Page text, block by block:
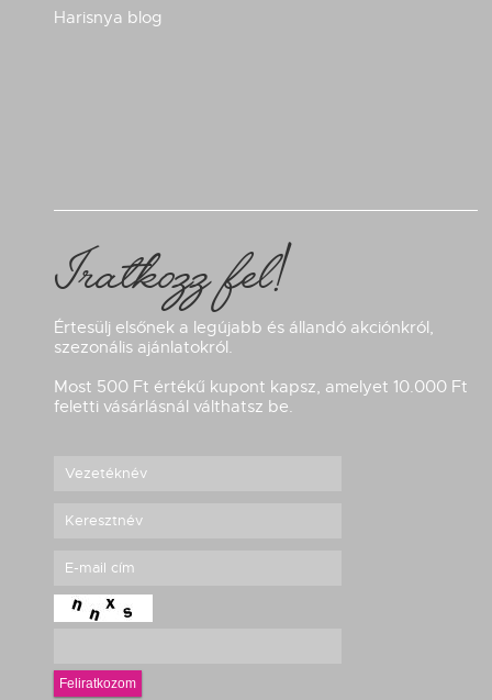
Harisnya blog
Iratkozz fel!
Értesülj elsőnek a legújabb és állandó akciónkról,
szezonális ajánlatokról.
Most 500 Ft értékű kupont kapsz, amelyet 10.000 Ft
feletti vásárlásnál válthatsz be.
Feliratkozom